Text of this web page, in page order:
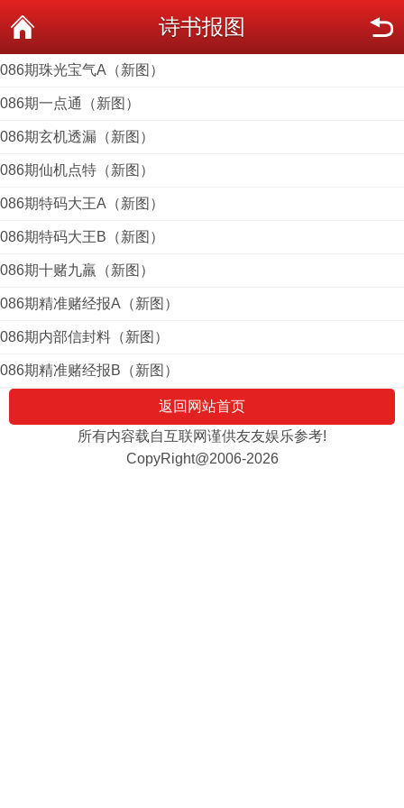
诗书报图
086期珠光宝气A（新图）
086期一点通（新图）
086期玄机透漏（新图）
086期仙机点特（新图）
086期特码大王A（新图）
086期特码大王B（新图）
086期十赌九羸（新图）
086期精准赌经报A（新图）
086期内部信封料（新图）
086期精准赌经报B（新图）
返回网站首页
所有内容载自互联网谨供友友娱乐参考!
CopyRight@2006-2026